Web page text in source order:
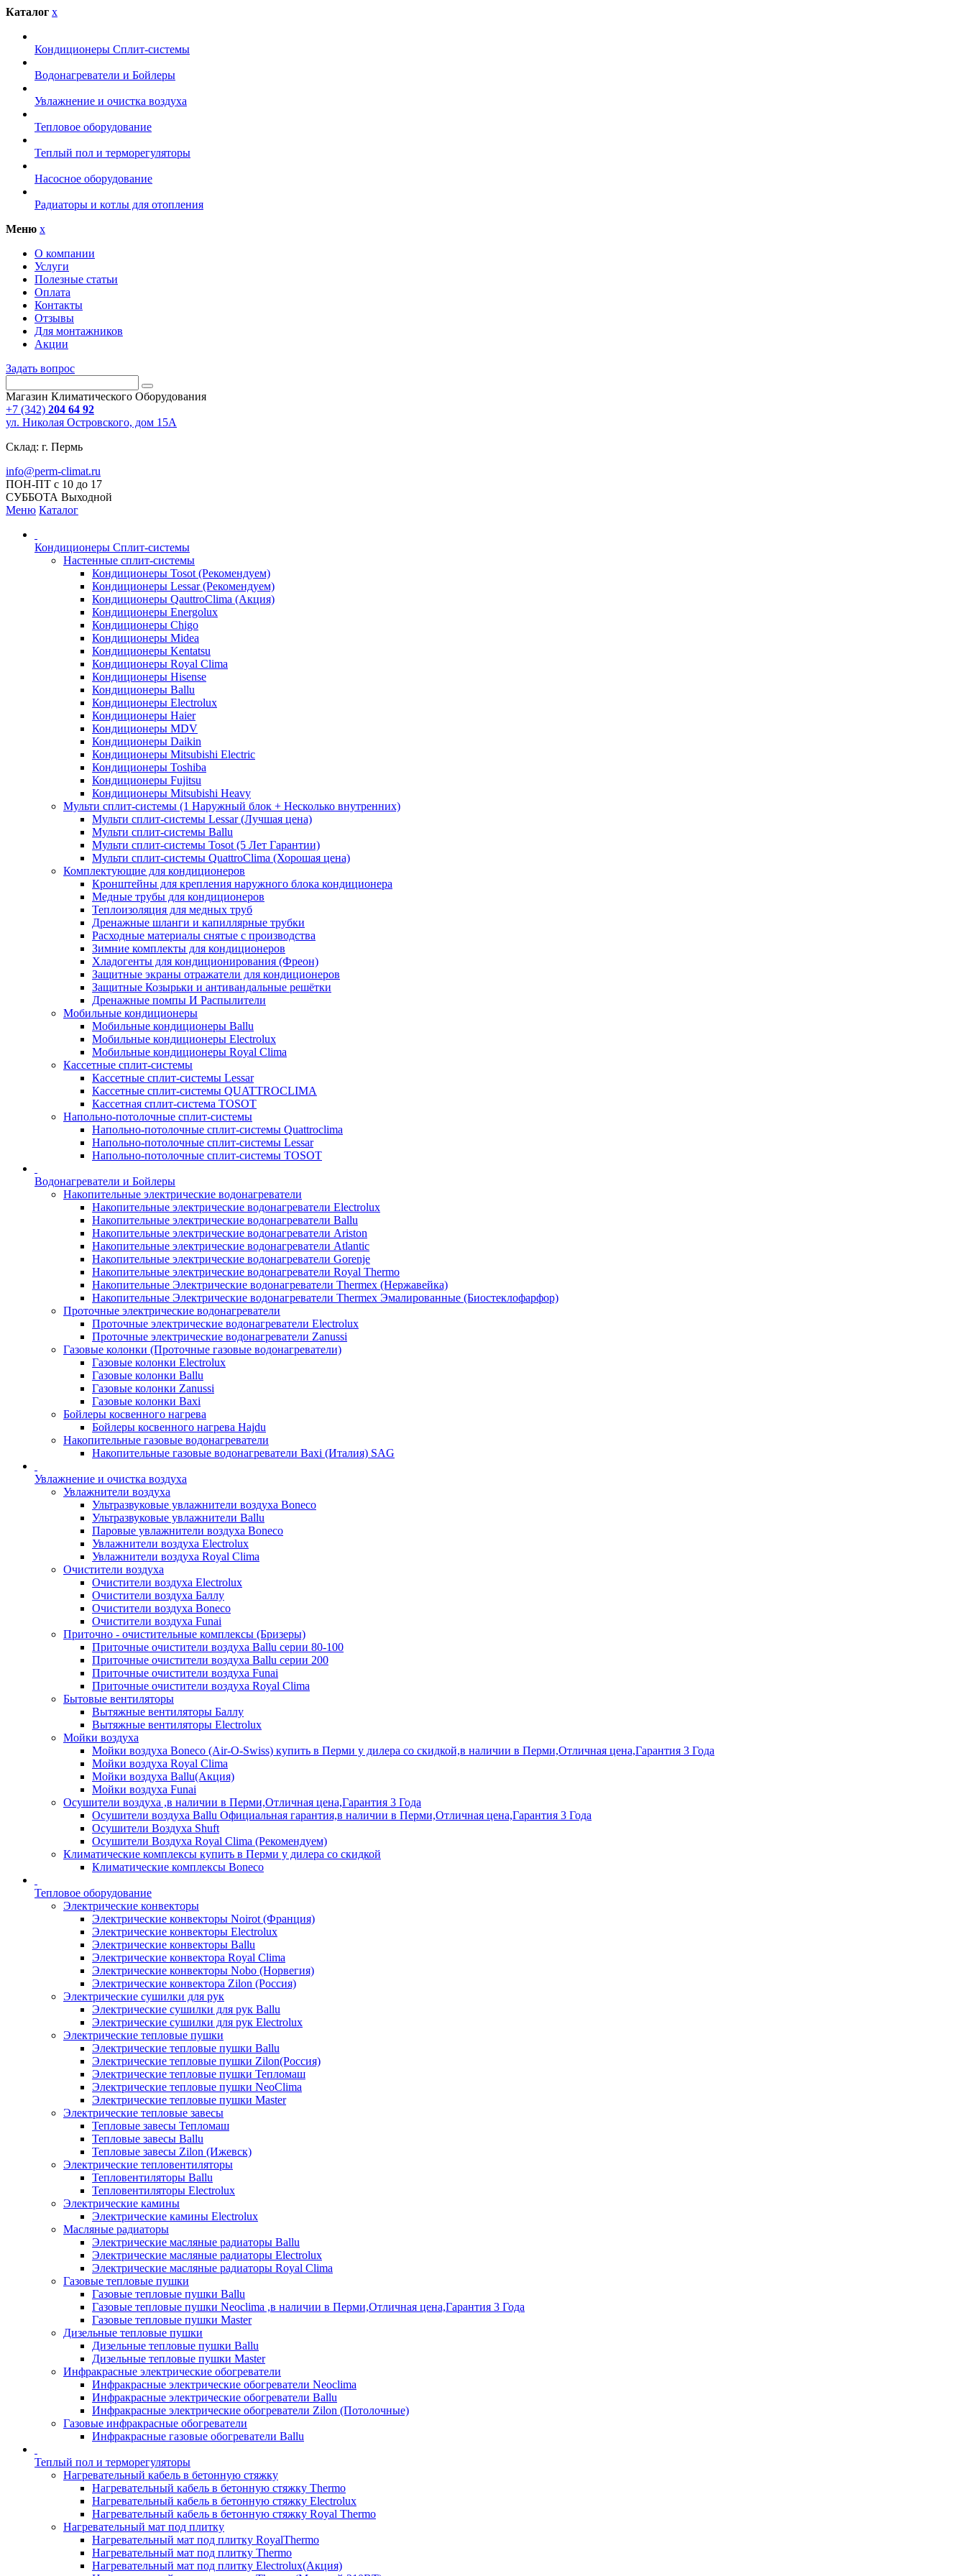
Каталог x
Кондиционеры Сплит-системы
Водонагреватели и Бойлеры
Увлажнение и очистка воздуха
Тепловое оборудование
Теплый пол и терморегуляторы
Насосное оборудование
Радиаторы и котлы для отопления
Меню x
О компании
Услуги
Полезные статьи
Оплата
Контакты
Отзывы
Для монтажников
Акции
Задать вопрос
Магазин Климатического Оборудования
+7 (342) 204 64 92
ул. Николая Островского, дом 15А
Склад: г. Пермь
info@perm-climat.ru
ПОН-ПТ с 10 до 17
СУББОТА Выходной
Меню Каталог
Кондиционеры Сплит-системы
Настенные сплит-системы
Кондиционеры Tosot (Рекомендуем)
Кондиционеры Lessar (Рекомендуем)
Кондиционеры QauttroClima (Акция)
Кондиционеры Energolux
Кондиционеры Chigo
Кондиционеры Midea
Кондиционеры Kentatsu
Кондиционеры Royal Clima
Кондиционеры Hisense
Кондиционеры Ballu
Кондиционеры Electrolux
Кондиционеры Haier
Кондиционеры MDV
Кондиционеры Daikin
Кондиционеры Mitsubishi Electric
Кондиционеры Toshiba
Кондиционеры Fujitsu
Кондиционеры Mitsubishi Heavy
Мульти сплит-системы (1 Наружный блок + Несколько внутренних)
Мульти сплит-системы Lessar (Лучшая цена)
Мульти сплит-системы Ballu
Мульти сплит-системы Tosot (5 Лет Гарантии)
Мульти сплит-системы QuattroClima (Хорошая цена)
Комплектующие для кондиционеров
Кронштейны для крепления наружного блока кондиционера
Медные трубы для кондиционеров
Теплоизоляция для медных труб
Дренажные шланги и капиллярные трубки
Расходные материалы снятые с производства
Зимние комплекты для кондиционеров
Хладогенты для кондиционирования (Фреон)
Защитные экраны отражатели для кондиционеров
Защитные Козырьки и антивандальные решётки
Дренажные помпы И Распылители
Мобильные кондиционеры
Мобильные кондиционеры Ballu
Мобильные кондиционеры Electrolux
Мобильные кондиционеры Royal Clima
Кассетные сплит-системы
Кассетные сплит-системы Lessar
Кассетные сплит-системы QUATTROCLIMA
Кассетная сплит-система TOSOT
Напольно-потолочные сплит-системы
Напольно-потолочные сплит-системы Quattroclima
Напольно-потолочные сплит-системы Lessar
Напольно-потолочные сплит-системы TOSOT
Водонагреватели и Бойлеры
Накопительные электрические водонагреватели
Накопительные электрические водонагреватели Electrolux
Накопительные электрические водонагреватели Ballu
Накопительные электрические водонагреватели Ariston
Накопительные электрические водонагреватели Atlantic
Накопительные электрические водонагреватели Gorenje
Накопительные электрические водонагреватели Royal Thermo
Накопительные Электрические водонагреватели Thermex (Нержавейка)
Накопительные Электрические водонагреватели Thermex Эмалированные (Биостеклофарфор)
Проточные электрические водонагреватели
Проточные электрические водонагреватели Electrolux
Проточные электрические водонагреватели Zanussi
Газовые колонки (Проточные газовые водонагреватели)
Газовые колонки Electrolux
Газовые колонки Ballu
Газовые колонки Zanussi
Газовые колонки Baxi
Бойлеры косвенного нагрева
Бойлеры косвенного нагрева Hajdu
Накопительные газовые водонагреватели
Накопительные газовые водонагреватели Baxi (Италия) SAG
Увлажнение и очистка воздуха
Увлажнители воздуха
Ультразвуковые увлажнители воздуха Boneco
Ультразвуковые увлажнители Ballu
Паровые увлажнители воздуха Boneco
Увлажнители воздуха Electrolux
Увлажнители воздуха Royal Clima
Очистители воздуха
Очистители воздуха Electrolux
Очистители воздуха Баллу
Очистители воздуха Boneco
Очистители воздуха Funai
Приточно - очистительные комплексы (Бризеры)
Приточные очистители воздуха Ballu серии 80-100
Приточные очистители воздуха Ballu серии 200
Приточные очистители воздуха Funai
Приточные очистители воздуха Royal Clima
Бытовые вентиляторы
Вытяжные вентиляторы Баллу
Вытяжные вентиляторы Electrolux
Мойки воздуха
Мойки воздуха Boneco (Air-O-Swiss) купить в Перми у дилера со скидкой,в наличии в Перми,Отличная цена,Гарантия 3 Года
Мойки воздуха Royal Clima
Мойки воздуха Ballu(Акция)
Мойки воздуха Funai
Осушители воздуха ,в наличии в Перми,Отличная цена,Гарантия 3 Года
Осушители воздуха Ballu Официальная гарантия,в наличии в Перми,Отличная цена,Гарантия 3 Года
Осушители Воздуха Shuft
Осушители Воздуха Royal Clima (Рекомендуем)
Климатические комплексы купить в Перми у дилера со скидкой
Климатические комплексы Boneсo
Тепловое оборудование
Электрические конвекторы
Электрические конвекторы Noirot (Франция)
Электрические конвекторы Electrolux
Электрические конвекторы Ballu
Электрические конвектора Royal Clima
Электрические конвекторы Nobo (Норвегия)
Электрические конвектора Zilon (Россия)
Электрические сушилки для рук
Электрические сушилки для рук Ballu
Электрические сушилки для рук Electrolux
Электрические тепловые пушки
Электрические тепловые пушки Ballu
Электрические тепловые пушки Zilon(Россия)
Электрические тепловые пушки Тепломаш
Электрические тепловые пушки NeoClima
Электрические тепловые пушки Master
Электрические тепловые завесы
Тепловые завесы Тепломаш
Тепловые завесы Ballu
Тепловые завесы Zilon (Ижевск)
Электрические тепловентиляторы
Тепловентиляторы Ballu
Тепловентиляторы Electrolux
Электрические камины
Электрические камины Electrolux
Масляные радиаторы
Электрические масляные радиаторы Ballu
Электрические масляные радиаторы Electrolux
Электрические масляные радиаторы Royal Clima
Газовые тепловые пушки
Газовые тепловые пушки Ballu
Газовые тепловые пушки Neoclima ,в наличии в Перми,Отличная цена,Гарантия 3 Года
Газовые тепловые пушки Master
Дизельные тепловые пушки
Дизельные тепловые пушки Ballu
Дизельные тепловые пушки Master
Инфракрасные электрические обогреватели
Инфракрасные электрические обогреватели Neoclima
Инфракрасные электрические обогреватели Ballu
Инфракрасные электрические обогреватели Zilon (Потолочные)
Газовые инфракрасные обогреватели
Инфракрасные газовые обогреватели Ballu
Теплый пол и терморегуляторы
Нагревательный кабель в бетонную стяжку
Нагревательный кабель в бетонную стяжку Thermo
Нагревательный кабель в бетонную стяжку Electrolux
Нагревательный кабель в бетонную стяжку Royal Thermo
Нагревательный мат под плитку
Нагревательный мат под плитку RoyalThermo
Нагревательный мат под плитку Thermo
Нагревательный мат под плитку Electrolux(Акция)